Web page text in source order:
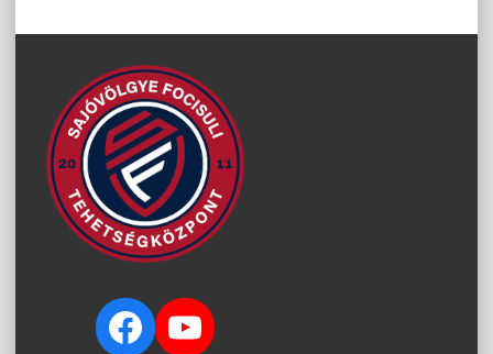
Facebook
YouTube